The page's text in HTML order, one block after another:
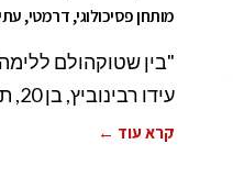
מותחן פסיכולוגי, דרמטי,
"בין שטוקהולם
עידו רבינוביץ, בן 20, תושב קריית אונו,
קרא עוד ←